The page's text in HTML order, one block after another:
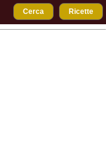
Cerca Ricette